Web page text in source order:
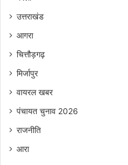
उत्तराखंड
आगरा
चित्तौड़गढ़
मिर्जापुर
वायरल खबर
पंचायत चुनाव 2026
राजनीति
आरा